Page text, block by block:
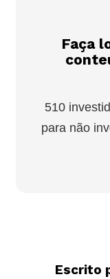
Faça
510
para não
Escrito